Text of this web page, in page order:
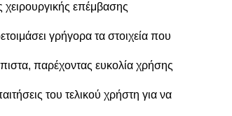
επέμβασης
γρήγορα τα στοιχεία που
παρέχοντας ευκολία χρήσης
του τελικού χρήστη για να